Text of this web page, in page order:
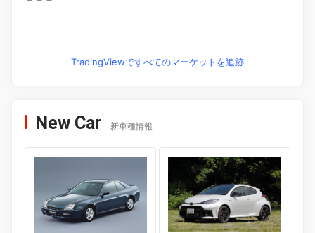
TradingViewですべてのマーケットを追跡
New Car 新車種情報